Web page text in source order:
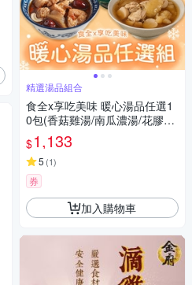
精選湯品組合
食全x享吃美味 暖心湯品任選1
0包(香菇雞湯/南瓜濃湯/花膠煲
雞湯/土雞白湯/猴頭菇燉湯)
$1,133
5 (1)
券
加入購物車